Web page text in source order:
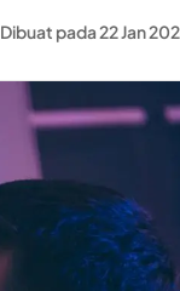
Dibuat pada 22 Jan